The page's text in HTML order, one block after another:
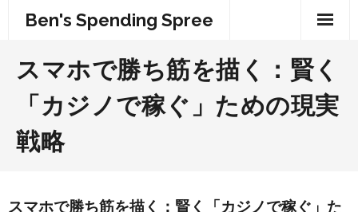
Ben's Spending Spree
スマホで勝ち筋を描く：賢く
「カジノで稼ぐ」ための現実
戦略
スマホで勝ち筋を描く：賢く「カジノで稼ぐ」た